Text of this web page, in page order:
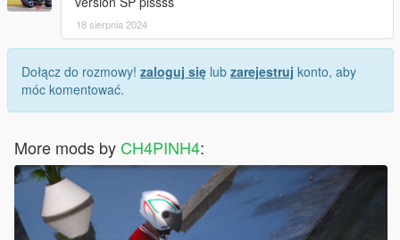
18 sierpnia 2024
Dołącz do rozmowy! zaloguj się lub zarejestruj konto, aby
móc komentować.
More mods by CH4PINH4: